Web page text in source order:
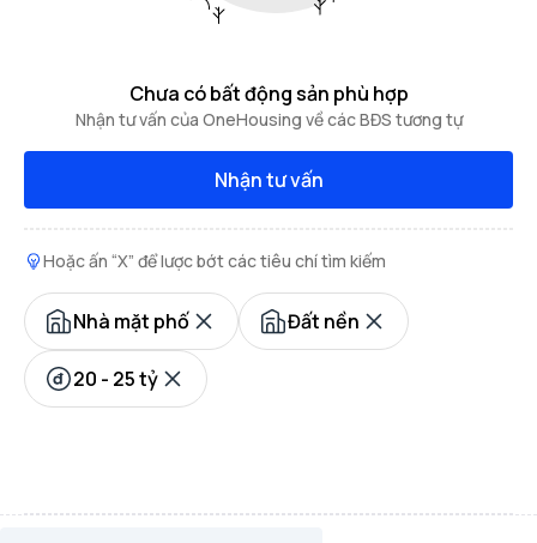
Chưa có bất động sản phù hợp
Nhận tư vấn của OneHousing về các BĐS tương tự
Nhận tư vấn
Hoặc ấn “X” để lược bớt các tiêu chí tìm kiếm
Nhà mặt phố Đất nền
20 - 25 tỷ